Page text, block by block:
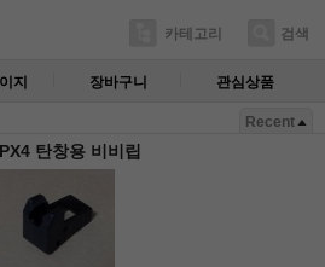
카테고리 검색
지 장바구니 관심상품
Recent
탄창용 비비립